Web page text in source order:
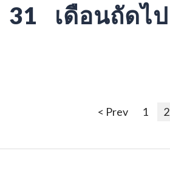
31 เดือนถัดไป
< Prev 1 2